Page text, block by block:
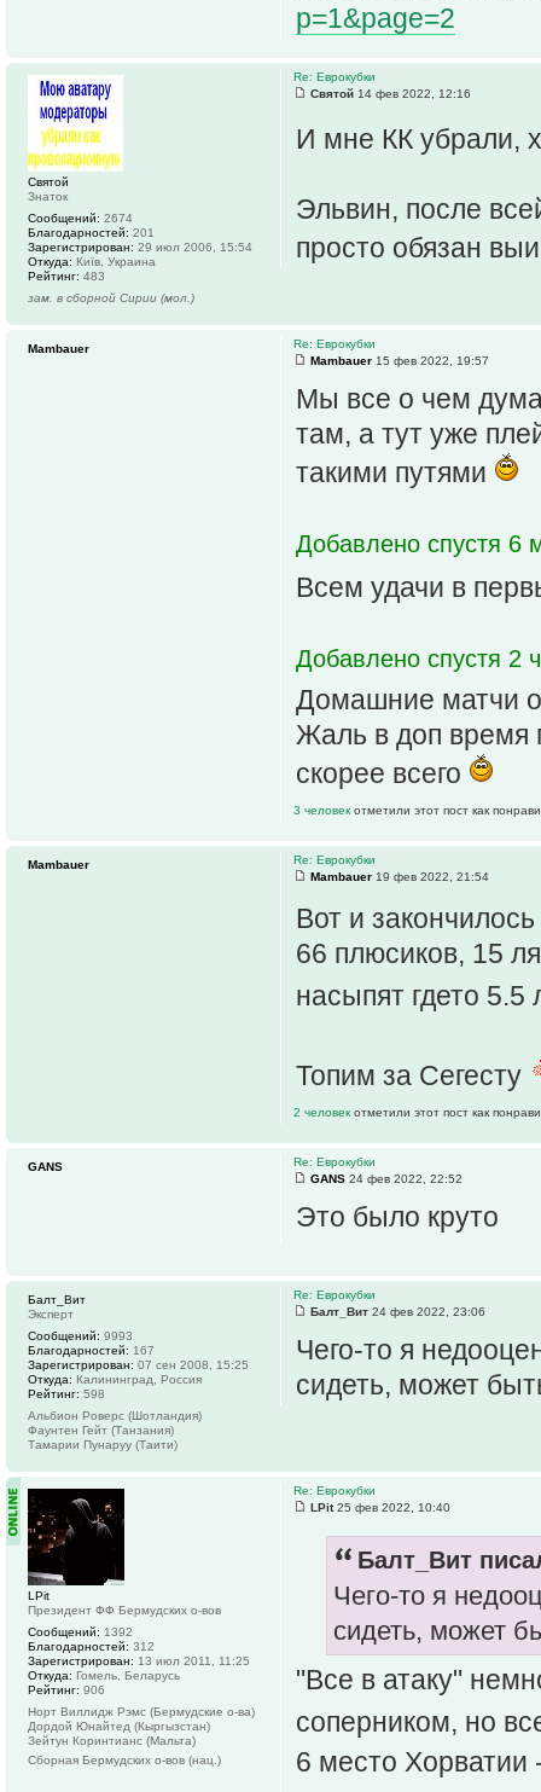
p=1&page=2
Re: Еврокубки
Святой 14 фев 2022, 12:16
И мне КК убрали,
Эльвин, после
просто обязан
Святой
Знаток
Сообщений: 2674
Благодарностей: 201
Зарегистрирован: 29 июл 2006, 15:54
Откуда: Київ, Украина
Рейтинг: 483
зам. в сборной Сирии (мол.)
Re: Еврокубки
Mambauer 15 фев 2022, 19:57
Мы все о чем
там, а тут уже
такими путями
Добавлено спустя 6
Всем удачи в
Добавлено спустя 2
Домашние матчи
Жаль в доп время
скорее всего
3 человек отметили этот пост как
Mambauer
Re: Еврокубки
Mambauer 19 фев 2022, 21:54
Вот и
66 плюсиков, 15
насыпят гдето
Топим за Сегесту
2 человек отметили этот пост как
Mambauer
Re: Еврокубки
GANS 24 фев 2022, 22:52
Это было круто
GANS
Re: Еврокубки
Балт_Вит 24 фев 2022, 23:06
Чего-то я
сидеть, может
Балт_Вит
Эксперт
Сообщений: 9993
Благодарностей: 167
Зарегистрирован: 07 сен 2008, 15:25
Откуда: Калининград, Россия
Рейтинг: 598
Альбион Роверс (Шотландия)
Фаунтен Гейт (Танзания)
Тамарии Пунаруу (Таити)
Re: Еврокубки
LPit25 фев 2022, 10:40
Балт_Вит
Чего-то я
сидеть, может
"Все в атаку"
соперником, но
6 место Хорватии
LPit
Президент ФФ Бермудских о-вов
Сообщений: 1392
Благодарностей: 312
Зарегистрирован: 13 июл 2011, 11:25
Откуда: Гомель, Беларусь
Рейтинг: 906
Норт Виллидж Рэмс (Бермудские о-ва)
Дордой Юнайтед (Кыргызстан)
Зейтун Коринтианс (Мальта)
Сборная Бермудских о-вов (нац.)